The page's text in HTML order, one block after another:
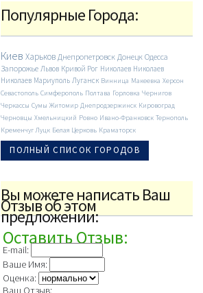
Популярные Города:
Киев Харьков Днепропетровск Донецк Одесса
Запорожье Львов Кривой Рог Николаев Николаев
Николаев Мариуполь Луганск Винница Макеевка Херсон
Севастополь Симферополь Полтава Горловка Чернигов
Черкассы Сумы Житомир Днепродзержинск Кировоград
Черновцы Хмельницкий Ровно Ивано-Франковск Тернополь
Кременчуг Луцк Белая Церковь Краматорск
ПОЛНЫЙ СПИСОК ГОРОДОВ
Вы можете написать Ваш
Отзыв об этом
предложении:
Оставить Отзыв:
E-mail:
Ваше Имя:
Оценка:
Ваш Отзыв: